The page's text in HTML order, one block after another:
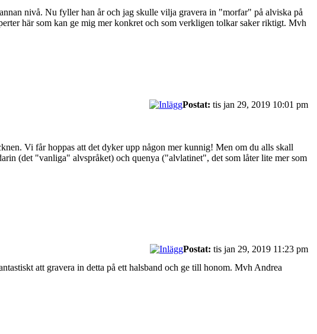
nivå. Nu fyller han år och jag skulle vilja gravera in "morfar" på alviska på
här som kan ge mig mer konkret och som verkligen tolkar saker riktigt. Mvh
Postat: tis jan 29, 2019 10:01 pm
Vi får hoppas att det dyker upp någon mer kunnig! Men om du alls skall
(det "vanliga" alvspråket) och quenya ("alvlatinet", det som låter lite mer som
Postat: tis jan 29, 2019 11:23 pm
att gravera in detta på ett halsband och ge till honom. Mvh Andrea